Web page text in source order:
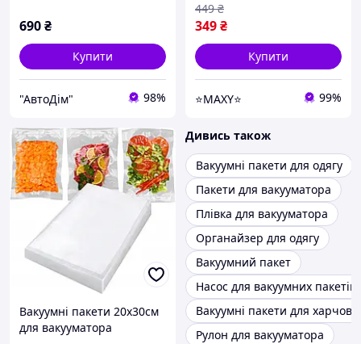
690₴
Купити
"АвтоДім" 98%
349₴
449 ₴
Купити
⭐MAXY⭐ 99%
Вакуумні пакети 20х30см
для вакууматора
Дивись також
Вакуумні пакети для одягу
Пакети для вакууматора
Плівка для вакууматора
Органайзер для одягу
Вакуумний пакет
Насос для вакуумних пакетів
Вакуумні пакети для
Рулон для вакууматора